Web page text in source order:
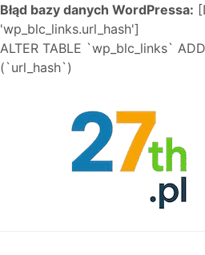
Błąd bazy danych WordPressa:
'wp_blc_links.url_hash']
ALTER TABLE `wp_blc_links`
(`url_hash`)